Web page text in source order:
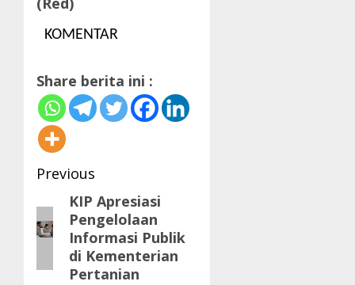
KOMENTAR
Share berita ini :
Post
navigation
Previous
Previous
post:
KIP Apresiasi
Pengelolaan
Informasi Publik
di Kementerian
Pertanian